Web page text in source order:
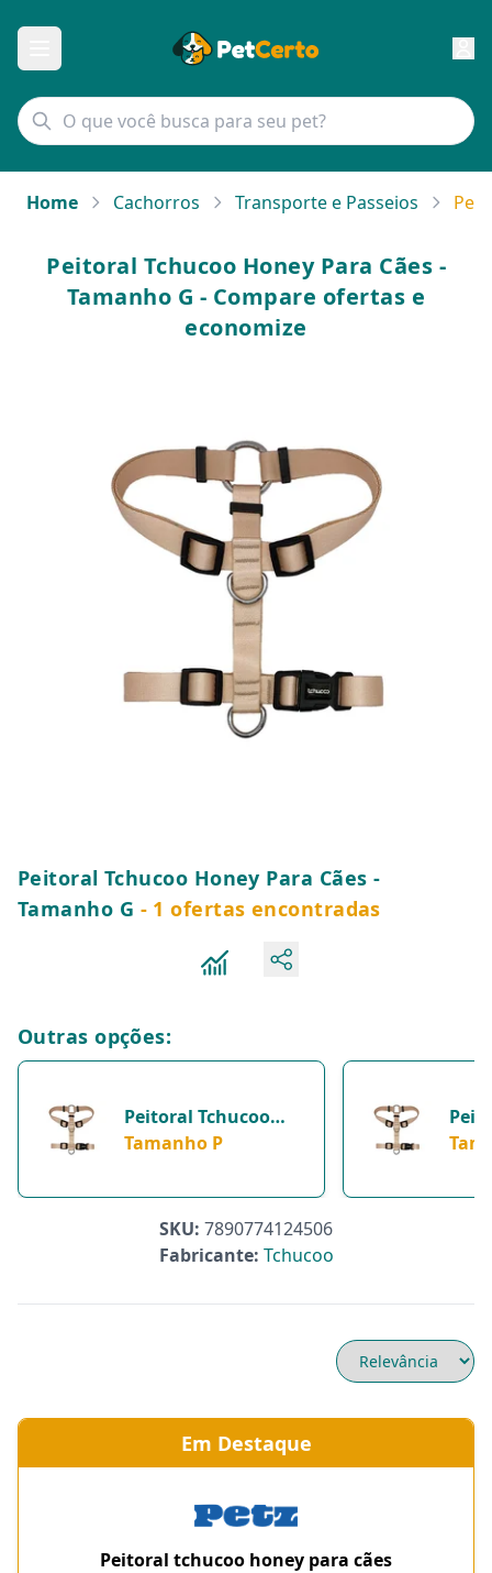
Home Cachorros Transporte e Passeios
Peitoral Tchucoo Honey Para Cães -
Tamanho G - Compare ofertas e
economize
Peitoral Tchucoo Honey Para Cães -
Tamanho G - 1 ofertas encontradas
Outras opções:
Peitoral Tchucoo
Honey Para Cães - 1
P
Tamanho P
SKU: 7890774124506
Fabricante: Tchucoo
Em Destaque
Peitoral tchucoo honey para cães